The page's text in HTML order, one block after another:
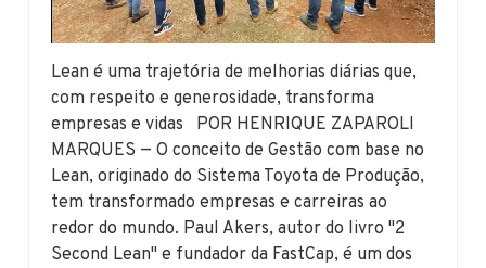
Lean é uma trajetória de melhorias diárias que,
com respeito e generosidade, transforma
empresas e vidas POR HENRIQUE ZAPAROLI
MARQUES — O conceito de Gestão com base no
Lean, originado do Sistema Toyota de Produção,
tem transformado empresas e carreiras ao
redor do mundo. Paul Akers, autor do livro "2
Second Lean" e fundador da FastCap, é um dos